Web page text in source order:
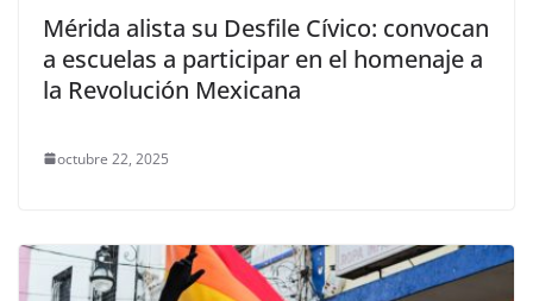
Mérida alista su Desfile Cívico: convocan
a escuelas a participar en el homenaje a
la Revolución Mexicana
octubre 22, 2025